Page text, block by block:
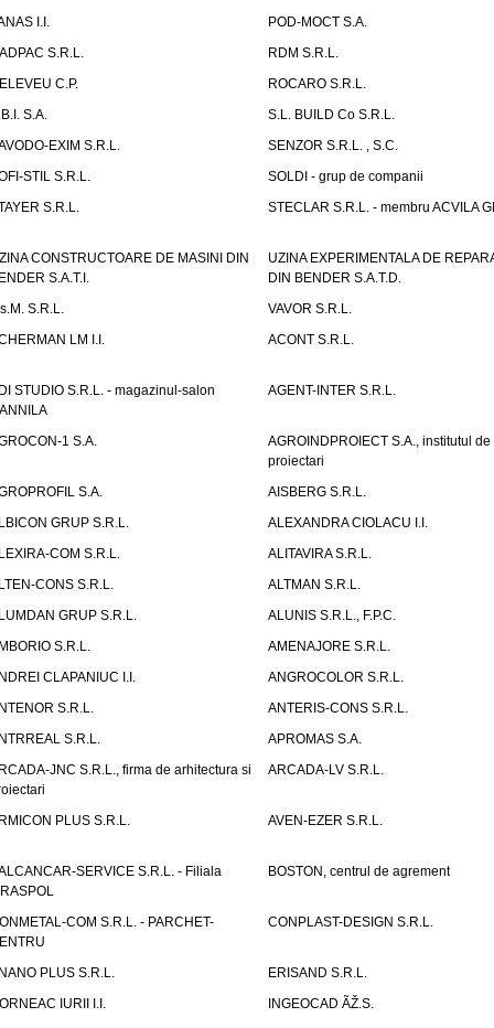
I.I.
POD-MOCT S.A.
S.R.L.
RDM S.R.L.
C.P.
ROCARO S.R.L.
S.A.
S.L. BUILD Co S.R.L.
EXIM S.R.L.
SENZOR S.R.L. , S.C.
STIL S.R.L.
SOLDI - grup de companii
S.R.L.
STECLAR S.R.L. - membru ACVILA
CONSTRUCTOARE DE MASINI DIN
S.A.T.I.
UZINA EXPERIMENTALA DE
DIN BENDER S.A.T.D.
S.R.L.
VAVOR S.R.L.
LM I.I.
ACONT S.R.L.
STUDIO S.R.L. - magazinul-salon
AGENT-INTER S.R.L.
1 S.A.
AGROINDPROIECT S.A., institutul de
proiectari
S.A.
AISBERG S.R.L.
GRUP S.R.L.
ALEXANDRA CIOLACU I.I.
COM S.R.L.
ALITAVIRA S.R.L.
CONS S.R.L.
ALTMAN S.R.L.
GRUP S.R.L.
ALUNIS S.R.L., F.P.C.
S.R.L.
AMENAJORE S.R.L.
CLAPANIUC I.I.
ANGROCOLOR S.R.L.
S.R.L.
ANTERIS-CONS S.R.L.
S.R.L.
APROMAS S.A.
JNC S.R.L., firma de arhitectura si
ARCADA-LV S.R.L.
PLUS S.R.L. AVEN-EZER S.R.L.
SERVICE S.R.L. - Filiala
BOSTON, centrul de agrement
COM S.R.L. - PARCHET-
CONPLAST-DESIGN S.R.L.
PLUS S.R.L.
ERISAND S.R.L.
IURII I.I.
INGEOCAD ÃŽ.S.